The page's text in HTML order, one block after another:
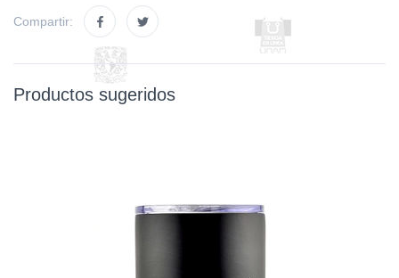
Compartir:
Productos sugeridos